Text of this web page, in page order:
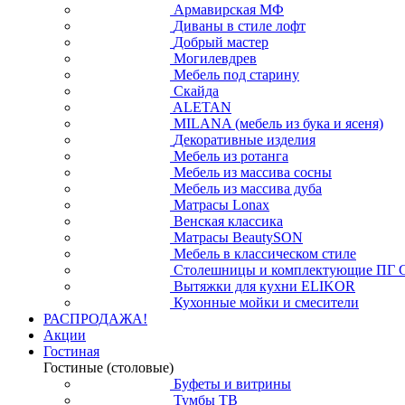
Армавирская МФ
Диваны в стиле лофт
Добрый мастер
Могилевдрев
Мебель под старину
Скайда
ALETAN
MILANA (мебель из бука и ясеня)
Декоративные изделия
Мебель из ротанга
Мебель из массива сосны
Мебель из массива дуба
Матрасы Lonax
Венская классика
Матрасы BeautySON
Мебель в классическом стиле
Столешницы и комплектующие ПГ
Вытяжки для кухни ELIKOR
Кухонные мойки и смесители
РАСПРОДАЖА!
Акции
Гостиная
Гостиные (столовые)
Буфеты и витрины
Тумбы ТВ